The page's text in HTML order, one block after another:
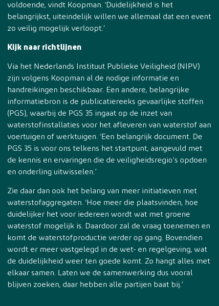
voldoende, vindt Koopman. ‘Duidelijkheid is het
belangrijkst, uiteindelijk willen we allemaal dat een event
zo veilig mogelijk verloopt.’
Kijk naar richtlijnen
Via het Nederlands Instituut Publieke Veiligheid (NIPV)
zijn volgens Koopman al de nodige informatie en
handreikingen beschikbaar. Een andere, belangrijke
informatiebron is de publicatiereeks gevaarlijke stoffen
(PGS), waarbij de PGS 35 ingaat op de inzet van
waterstofinstallaties voor het afleveren van waterstof aan
voertuigen of werktuigen. ‘Een belangrijk document. De
PGS 35 is voor ons telkens het startpunt, aangevuld met
de kennis en ervaringen die de veiligheidsregio’s opdoen
en onderling uitwisselen.’
Zie daar dan ook het belang van meer initiatieven met
waterstofaggregaten. ‘Hoe meer die plaatsvinden, hoe
duidelijker het voor iedereen wordt wat met groene
waterstof mogelijk is. Daardoor zal de vraag toenemen en
komt de waterstofproductie verder op gang. Bovendien
wordt er meer vastgelegd in de wet- en regelgeving, wat
de duidelijkheid weer ten goede komt. Zo hangt alles met
elkaar samen. Laten we de samenwerking dus vooral
blijven zoeken, daar hebben alle partijen baat bij.’